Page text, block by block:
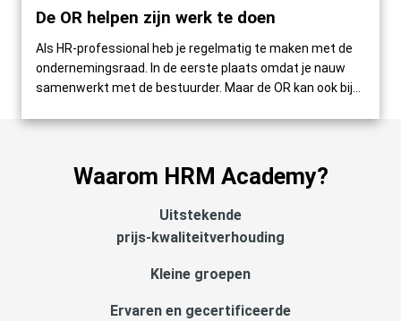
De OR helpen zijn werk te doen
Als HR-professional heb je regelmatig te maken met de
ondernemingsraad. In de eerste plaats omdat je nauw
samenwerkt met de bestuurder. Maar de OR kan ook bij...
Waarom HRM Academy?
Uitstekende
prijs-kwaliteitverhouding
Kleine groepen
Ervaren en gecertificeerde